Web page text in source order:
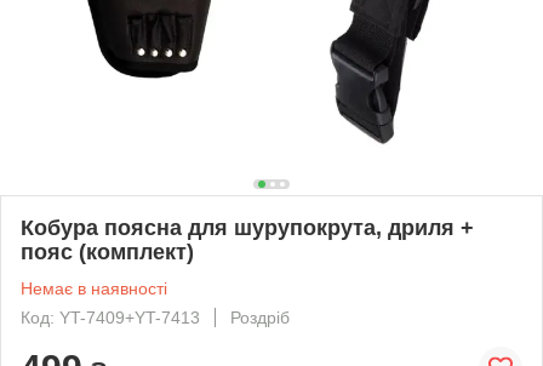
Кобура поясна для шурупокрута, дриля +
пояс (комплект)
Немає в наявності
Код: YT-7409+YT-7413
Роздріб